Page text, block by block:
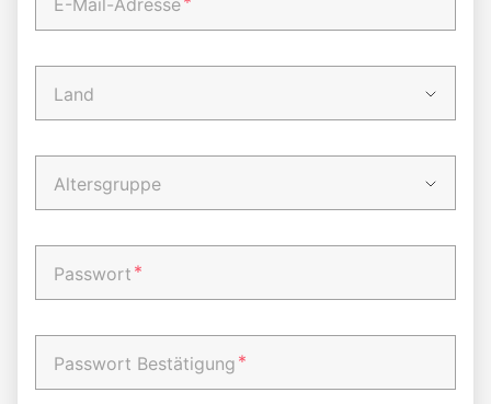
E-Mail-Adresse
Land
Altersgruppe
Passwort *
Passwort Bestätigung *